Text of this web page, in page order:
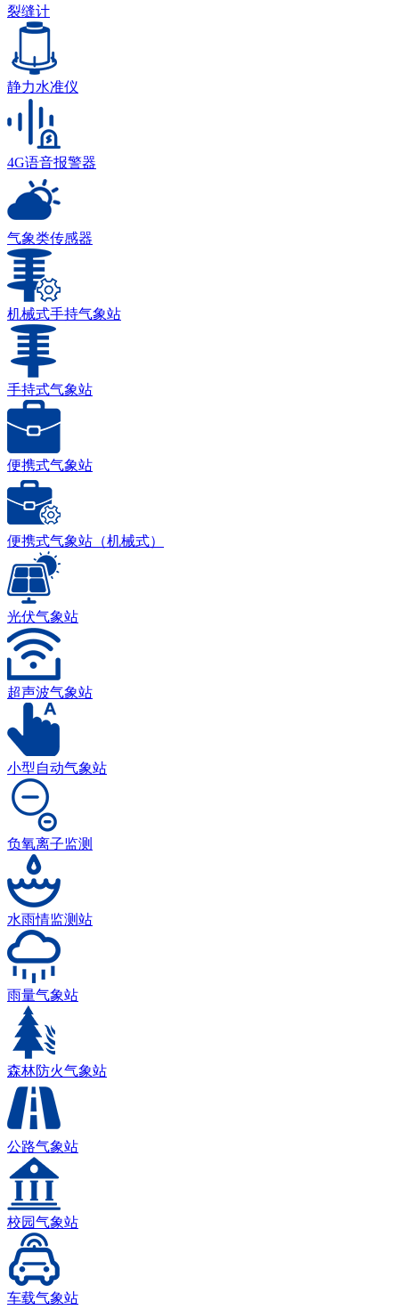
裂缝计
静力水准仪
4G语音报警器
气象类传感器
机械式手持气象站
手持式气象站
便携式气象站
便携式气象站（机械式）
光伏气象站
超声波气象站
小型自动气象站
负氧离子监测
水雨情监测站
雨量气象站
森林防火气象站
公路气象站
校园气象站
车载气象站